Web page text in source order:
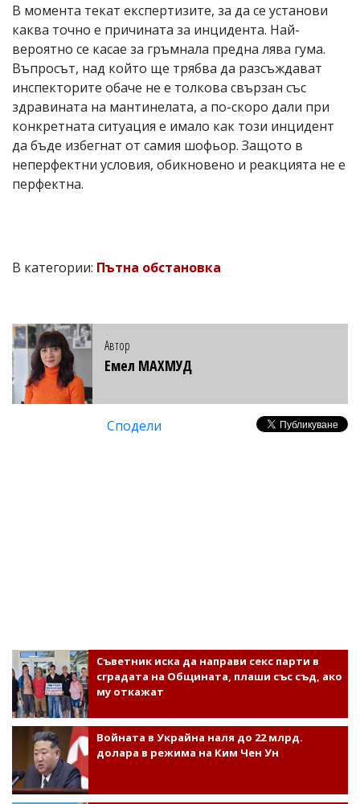
В момента текат експертизите, за да се установи
каква точно е причината за инцидента. Най-
вероятно се касае за гръмнала предна лява гума.
Въпросът, над който ще трябва да разсъждават
инспекторите обаче не е толкова свързан със
здравината на мантинелата, а по-скоро дали при
конкретната ситуация е имало как този инцидент
да бъде избегнат от самия шофьор. Защото в
неперфектни условия, обикновено и реакцията не е
перфектна.
В категории: Пътна обстановка
Автор
Емел МАХМУД
Сподели
Съветник иска да направи секс парти в
сградата на Общината, плаши със съд, ако
му откажат
Войната в Украйна наля до 22 млрд.
долара в режима на Ким Чен Ун